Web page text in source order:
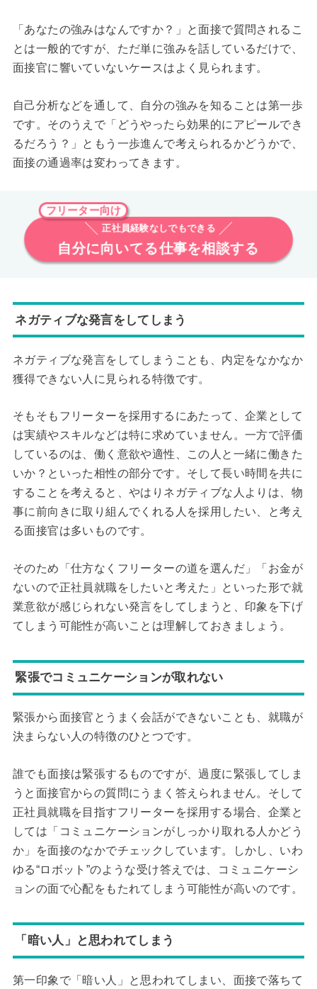
「あなたの強みはなんですか？」と面接で質問されるこ
とは一般的ですが、ただ単に強みを話しているだけで、
面接官に響いていないケースはよく見られます。
自己分析などを通して、自分の強みを知ることは第一歩
です。そのうえで「どうやったら効果的にアピールでき
るだろう？」ともう一歩進んで考えられるかどうかで、
面接の通過率は変わってきます。
フリーター向け
正社員経験なしでもできる
自分に向いてる仕事を相談する
ネガティブな発言をしてしまう
ネガティブな発言をしてしまうことも、内定をなかなか
獲得できない人に見られる特徴です。
そもそもフリーターを採用するにあたって、企業として
は実績やスキルなどは特に求めていません。一方で評価
しているのは、働く意欲や適性、この人と一緒に働きた
いか？といった相性の部分です。そして長い時間を共に
することを考えると、やはりネガティブな人よりは、物
事に前向きに取り組んでくれる人を採用したい、と考え
る面接官は多いものです。
そのため「仕方なくフリーターの道を選んだ」「お金が
ないので正社員就職をしたいと考えた」といった形で就
業意欲が感じられない発言をしてしまうと、印象を下げ
てしまう可能性が高いことは理解しておきましょう。
緊張でコミュニケーションが取れない
緊張から面接官とうまく会話ができないことも、就職が
決まらない人の特徴のひとつです。
誰でも面接は緊張するものですが、過度に緊張してしま
うと面接官からの質問にうまく答えられません。そして
正社員就職を目指すフリーターを採用する場合、企業と
しては「コミュニケーションがしっかり取れる人かどう
か」を面接のなかでチェックしています。しかし、いわ
ゆる“ロボット”のような受け答えでは、コミュニケーシ
ョンの面で心配をもたれてしまう可能性が高いのです。
「暗い人」と思われてしまう
第一印象で「暗い人」と思われてしまい、面接で落ちて